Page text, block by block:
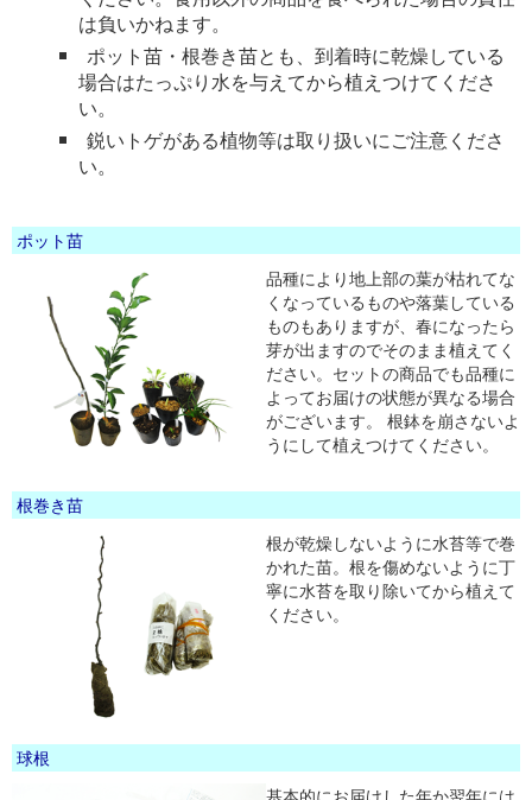
は負いかねます。
ポット苗・根巻き苗とも、到着時に乾燥している
場合はたっぷり水を与えてから植えつけてくださ
い。
鋭いトゲがある植物等は取り扱いにご注意くださ
い。
ポット苗
品種により地上部の葉が枯れてな
くなっているものや落葉している
ものもありますが、春になったら
芽が出ますのでそのまま植えてく
ださい。セットの商品でも品種に
よってお届けの状態が異なる場合
がございます。 根鉢を崩さないよ
うにして植えつけてください。
根巻き苗
根が乾燥しないように水苔等で巻
かれた苗。根を傷めないように丁
寧に水苔を取り除いてから植えて
ください。
球根